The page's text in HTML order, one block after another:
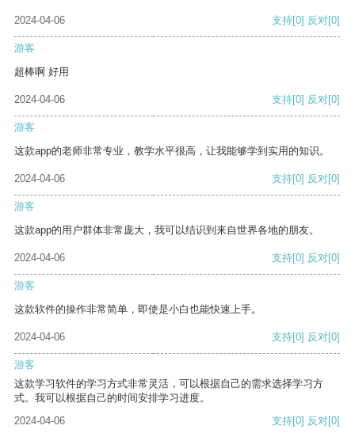
2024-04-06 支持[0] 反对[0]
游客
超棒啊 好用
2024-04-06 支持[0] 反对[0]
游客
这款app的老师非常专业，教学水平很高，让我能够学到实用的知识。
2024-04-06 支持[0] 反对[0]
游客
这款app的用户群体非常庞大，我可以结识到来自世界各地的朋友。
2024-04-06 支持[0] 反对[0]
游客
这款软件的操作非常简单，即使是小白也能快速上手。
2024-04-06 支持[0] 反对[0]
游客
这款学习软件的学习方式非常灵活，可以根据自己的需求选择学习方
式。我可以根据自己的时间安排学习进度。
2024-04-06
支持[0] 反对[0]